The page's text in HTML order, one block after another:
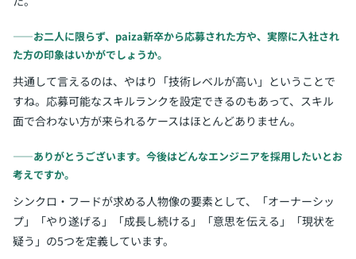
――お二人に限らず、paiza新卒から応募された方や、実際に入社され
た方の印象はいかがでしょうか。
共通して言えるのは、やはり「技術レベルが高い」ということで
すね。応募可能なスキルランクを設定できるのもあって、スキル
面で合わない方が来られるケースはほとんどありません。
――ありがとうございます。今後はどんなエンジニアを採用したいとお
考えですか。
シンクロ・フードが求める人物像の要素として、「オーナーシッ
プ」「やり遂げる」「成長し続ける」「意思を伝える」「現状を
疑う」の5つを定義しています。